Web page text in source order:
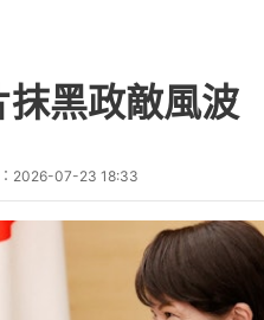
抹黑政敵風
2026-07-23 18:33